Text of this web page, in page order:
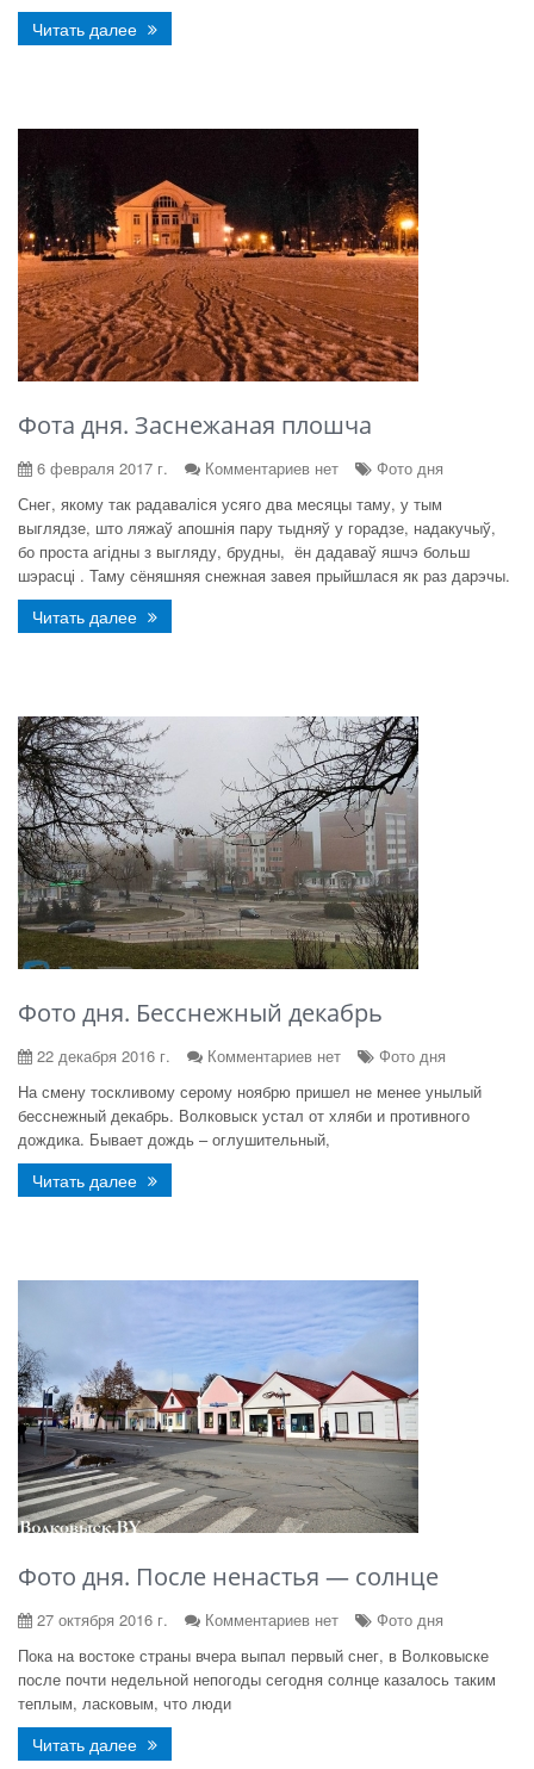
Читать далее
Фота дня. Заснежаная плошча
6 февраля 2017 г. Комментариев нет
Фото дня
Снег, якому так радаваліся усяго два месяцы таму, у тым
выглядзе, што ляжаў апошнія пару тыдняў у горадзе, надакучыў,
бо проста агідны з выгляду, брудны, ён дадаваў яшчэ больш
шэрасці . Таму сёняшняя снежная завея прыйшлася як раз дарэчы.
Читать далее
Фото дня. Бесснежный декабрь
22 декабря 2016 г. Комментариев нет
Фото дня
На смену тоскливому серому ноябрю пришел не менее унылый
бесснежный декабрь. Волковыск устал от хляби и противного
дождика. Бывает дождь – оглушительный,
Читать далее
Фото дня. После ненастья — солнце
27 октября 2016 г. Комментариев нет
Фото дня
Пока на востоке страны вчера выпал первый снег, в Волковыске
после почти недельной непогоды сегодня солнце казалось таким
теплым, ласковым, что люди
Читать далее